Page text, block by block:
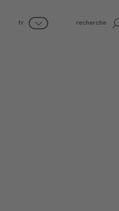
fr recherche